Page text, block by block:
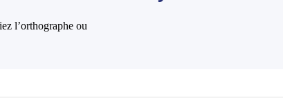
l’orthographe ou